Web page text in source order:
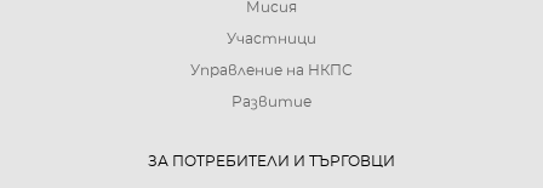
Мисия
Участници
Управление на НКПС
Развитие
ЗА ПОТРЕБИТЕЛИ И ТЪРГОВЦИ